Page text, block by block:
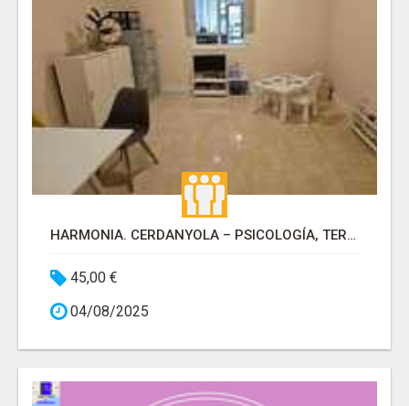
HARMONIA. CERDANYOLA – PSICOLOGÍA, TERAPIA OCUPACIONAL Y LOGOPEDIA
45,00 €
04/08/2025